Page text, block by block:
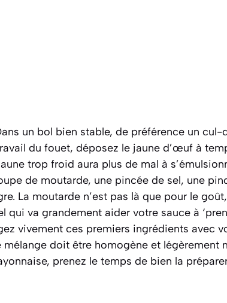
un bol bien stable, de préférence un
du fouet, déposez le jaune d’œuf à
trop froid aura plus de mal à
de moutarde, une pincée de sel, une
La moutarde n’est pas là que pour le
qui va grandement aider votre sauce à
vivement ces premiers ingrédients avec
mélange doit être homogène et légèrement
prenez le temps de bien la